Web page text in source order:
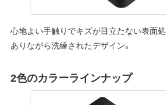
心地よい手触りでキズが目立たない表面
ありながら洗練されたデザイン。
2色のカラーラインナップ